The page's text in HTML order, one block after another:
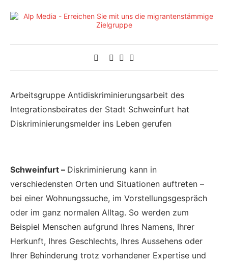
Arbeitsgruppe Antidiskriminierungsarbeit des
Integrationsbeirates der Stadt Schweinfurt hat
Diskriminierungsmelder ins Leben gerufen
Schweinfurt – Diskriminierung kann in
verschiedensten Orten und Situationen auftreten –
bei einer Wohnungssuche, im Vorstellungsgespräch
oder im ganz normalen Alltag. So werden zum
Beispiel Menschen aufgrund Ihres Namens, Ihrer
Herkunft, Ihres Geschlechts, Ihres Aussehens oder
Ihrer Behinderung trotz vorhandener Expertise und